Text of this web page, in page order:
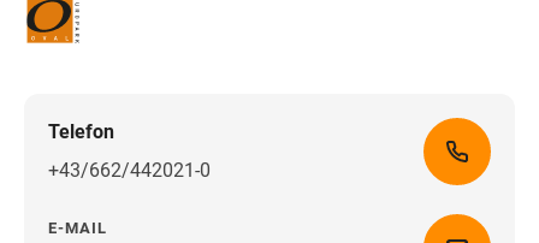
Telefon
+43/662/442021-0
E-MAIL